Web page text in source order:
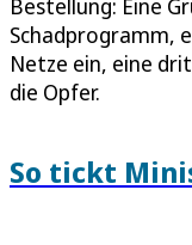
Schadprogramm,
Netze ein, eine
die Opfer.
So tickt